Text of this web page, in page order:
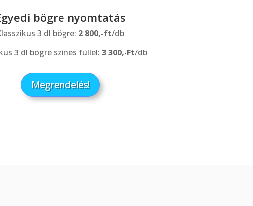
bögre nyomtatás
3 dl bögre: 2 800,-ft/db
3 dl bögre szines füllel: 3 300,-Ft/db
Megrendelés!